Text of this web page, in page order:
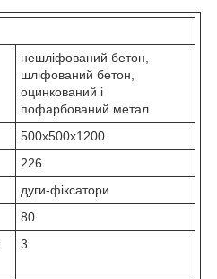
нешліфований бетон,
шліфований бетон,
оцинкований і
пофарбований метал
500х500х1200
226
дуги-фіксатори
80
3